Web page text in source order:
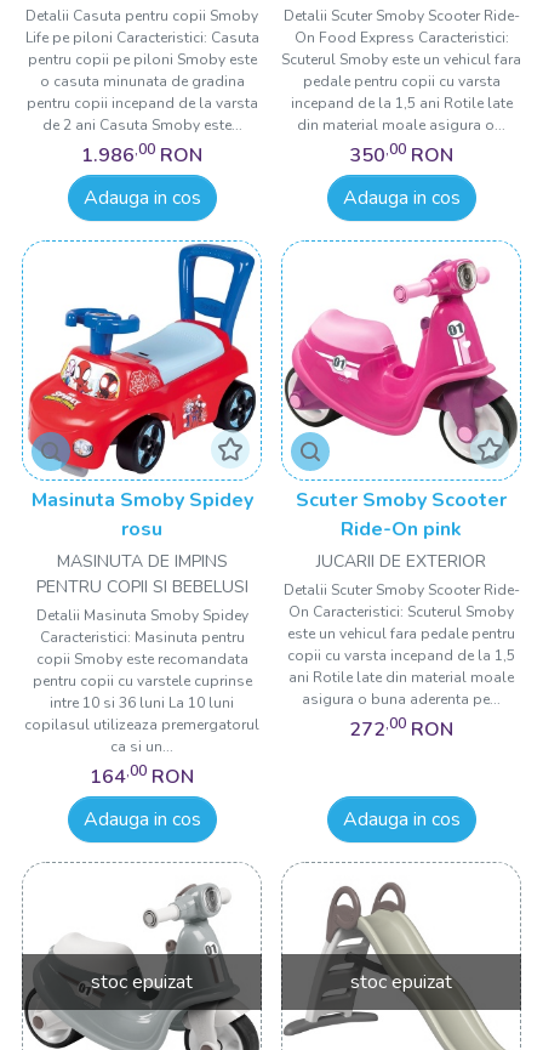
Detalii Casuta pentru copii Smoby
Life pe piloni Caracteristici: Casuta
pentru copii pe piloni Smoby este
o casuta minunata de gradina
pentru copii incepand de la varsta
de 2 ani Casuta Smoby este...
1.986,00 RON
Adauga in cos
Detalii Scuter Smoby Scooter Ride-
On Food Express Caracteristici:
Scuterul Smoby este un vehicul fara
pedale pentru copii cu varsta
incepand de la 1,5 ani Rotile late
din material moale asigura o...
350,00 RON
Adauga in cos
Masinuta Smoby Spidey
rosu
MASINUTA DE IMPINS
PENTRU COPII SI BEBELUSI
Detalii Masinuta Smoby Spidey
Caracteristici: Masinuta pentru
copii Smoby este recomandata
pentru copii cu varstele cuprinse
intre 10 si 36 luni La 10 luni
copilasul utilizeaza premergatorul
ca si un...
164,00 RON
Adauga in cos
Scuter Smoby Scooter
Ride-On pink
JUCARII DE EXTERIOR
Detalii Scuter Smoby Scooter Ride-
On Caracteristici: Scuterul Smoby
este un vehicul fara pedale pentru
copii cu varsta incepand de la 1,5
ani Rotile late din material moale
asigura o buna aderenta pe...
272,00 RON
Adauga in cos
stoc epuizat stoc epuizat